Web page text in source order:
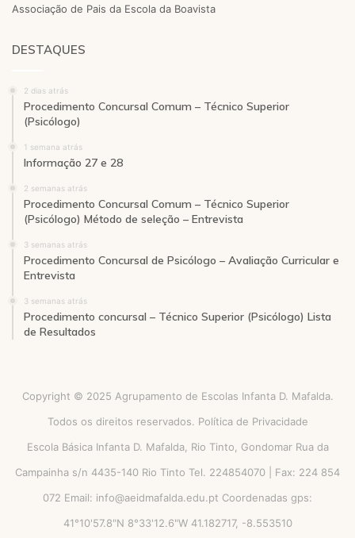
Associação de Pais da Escola da Boavista
DESTAQUES
2 dias atrás
Procedimento Concursal Comum – Técnico Superior
(Psicólogo)
1 semana atrás
Informação 27 e 28
2 semanas atrás
Procedimento Concursal Comum – Técnico Superior
(Psicólogo) Método de seleção – Entrevista
3 semanas atrás
Procedimento Concursal de Psicólogo – Avaliação Curricular e
Entrevista
3 semanas atrás
Procedimento concursal – Técnico Superior (Psicólogo) Lista
de Resultados
Copyright © 2025 Agrupamento de Escolas Infanta D. Mafalda.
Todos os direitos reservados. Política de Privacidade
Escola Básica Infanta D. Mafalda, Rio Tinto, Gondomar Rua da
Campainha s/n 4435-140 Rio Tinto Tel. 224854070 | Fax: 224 854
072 Email: info@aeidmafalda.edu.pt Coordenadas gps:
41°10'57.8"N 8°33'12.6"W 41.182717, -8.553510